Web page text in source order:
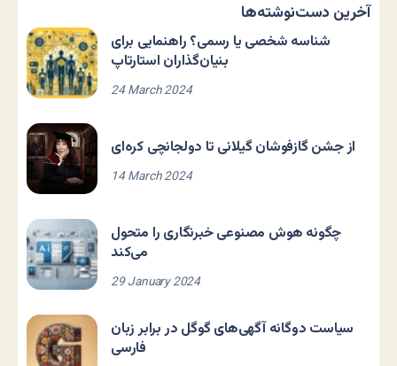
آخرین دست‌نوشته‌ها
شناسه شخصی یا رسمی؟ راهنمایی برای
بنیان‌گذاران استارتاپ
24 March 2024
از جشن گازفوشان گیلانی تا دولجانچی کره‌ای
14 March 2024
چگونه هوش مصنوعی خبرنگاری را متحول
می‌کند
29 January 2024
سیاست دوگانه آگهی‌های گوگل در برابر زبان
فارسی